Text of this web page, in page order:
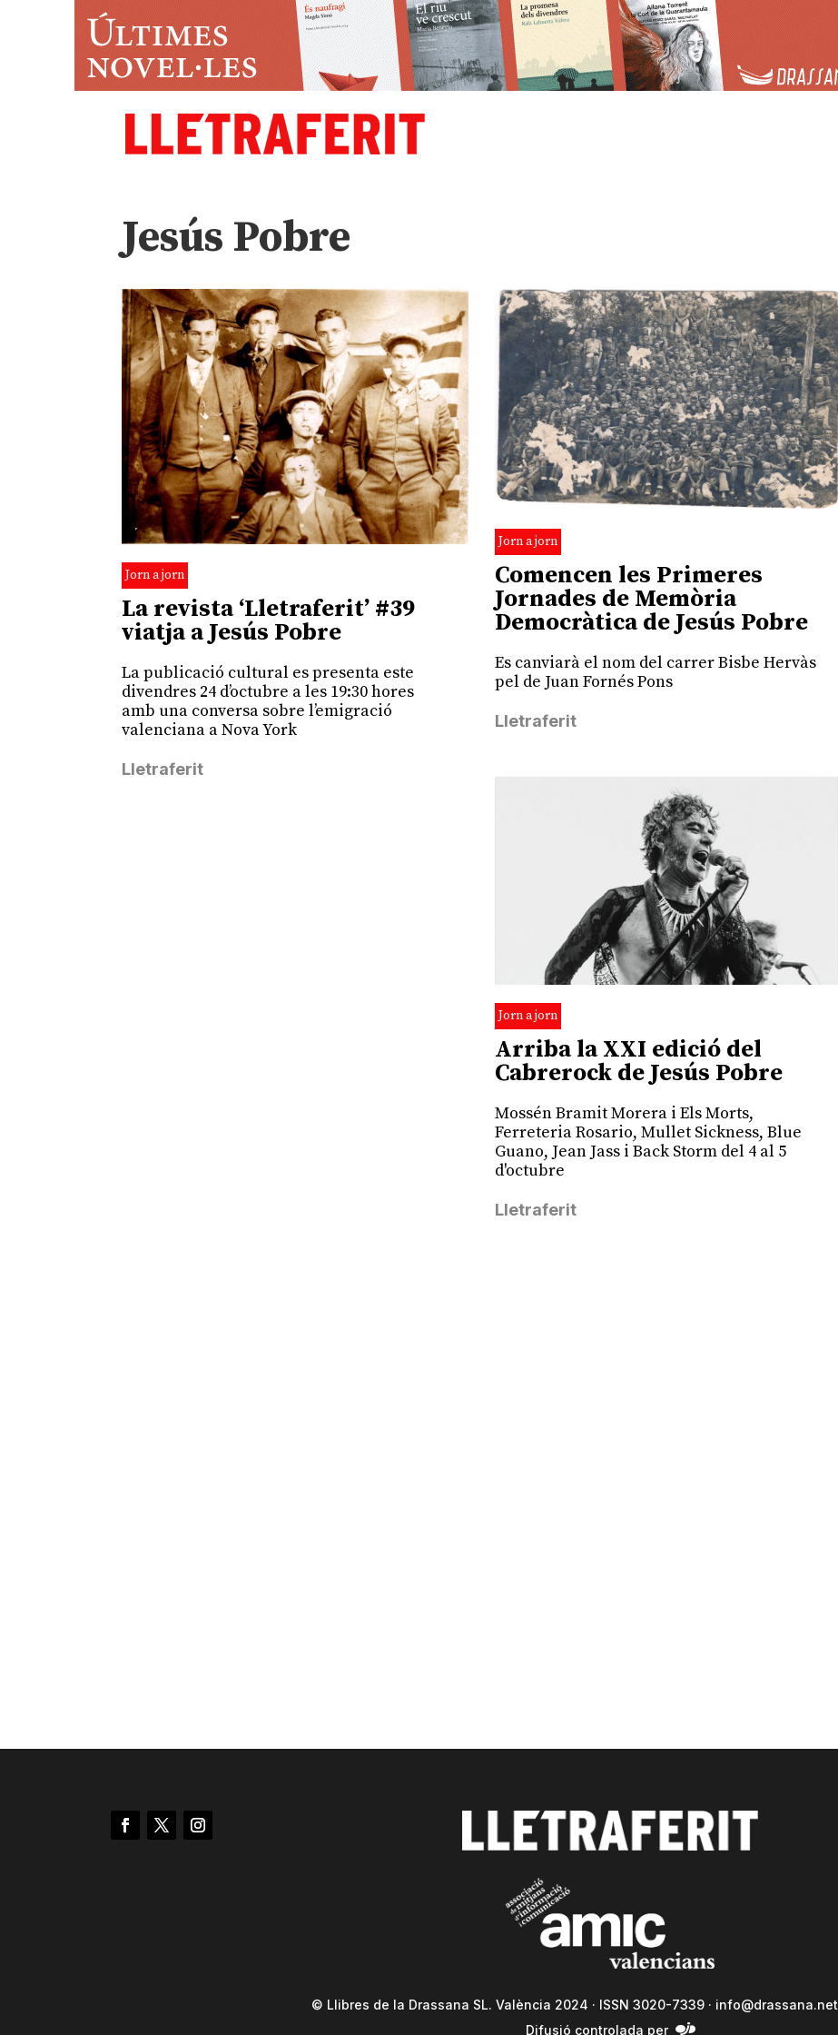
Jesús Pobre
Jorn a jorn
La revista ‘Lletraferit’ #39
viatja a Jesús Pobre
La publicació cultural es presenta este
divendres 24 d’octubre a les 19:30 hores
amb una conversa sobre l’emigració
valenciana a Nova York
Lletraferit
Jorn a jorn
Comencen les Primeres
Jornades de Memòria
Democràtica de Jesús Pobre
Es canviarà el nom del carrer Bisbe Hervàs
pel de Juan Fornés Pons
Lletraferit
Jorn a jorn
Arriba la XXI edició del
Cabrerock de Jesús Pobre
Mossén Bramit Morera i Els Morts,
Ferreteria Rosario, Mullet Sickness, Blue
Guano, Jean Jass i Back Storm del 4 al 5
d'octubre
Lletraferit
© Llibres de la Drassana SL. València 2024 · ISSN 3020-7339 · info@drassana.net
Difusió controlada per